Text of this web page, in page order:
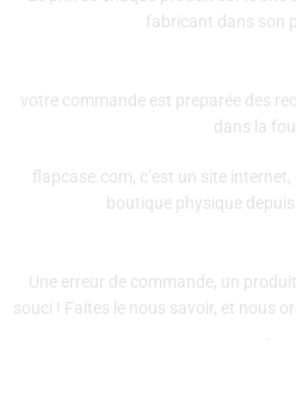
fabricant dans son
votre commande est preparée des
dans la
flapcase.com, c’est un site
boutique physique
Une erreur de commande, un
souci ! Faites le nous savoir, et nous